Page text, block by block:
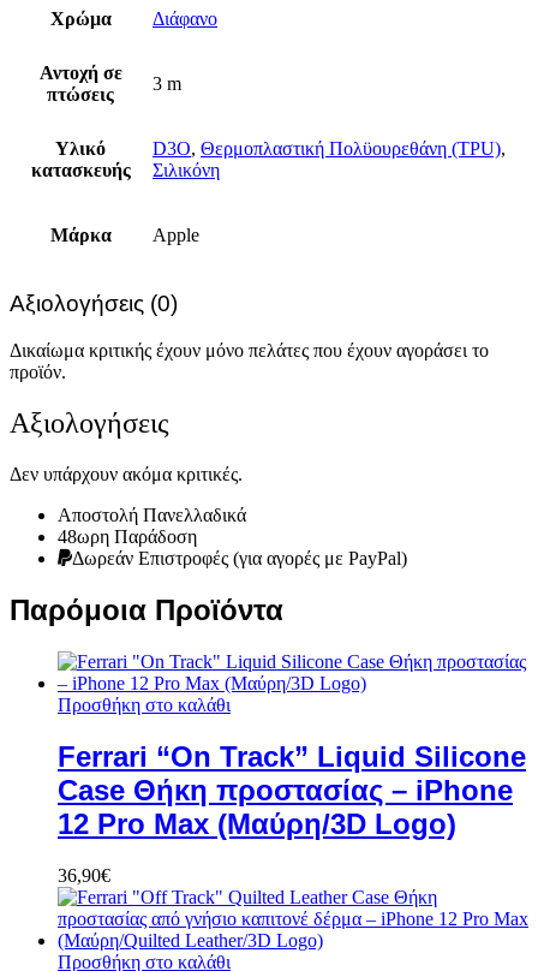
Χρώμα Διάφανο
Αντοχή σε
πτώσεις
3 m
Υλικό
κατασκευής
D3O, Θερμοπλαστική Πολϋουρεθάνη (TPU),
Σιλικόνη
Μάρκα Apple
Αξιολογήσεις (0)
Δικαίωμα κριτικής έχουν μόνο πελάτες που έχουν αγοράσει το
προϊόν.
Αξιολογήσεις
Δεν υπάρχουν ακόμα κριτικές.
Αποστολή Πανελλαδικά
48ωρη Παράδοση
Δωρεάν Eπιστροφές (για αγορές με PayPal)
Παρόμοια Προϊόντα
Προσθήκη στο καλάθι
Ferrari “On Track” Liquid Silicone
Case Θήκη προστασίας – iPhone
12 Pro Max (Μαύρη/3D Logo)
36,90€
Προσθήκη στο καλάθι